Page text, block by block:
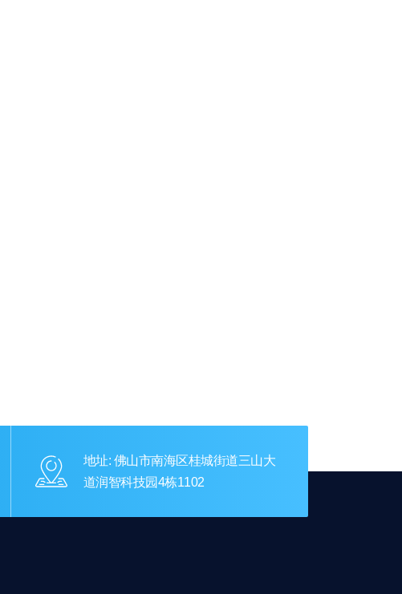
地址: 佛山市南海区桂城街道三山大
道润智科技园4栋1102